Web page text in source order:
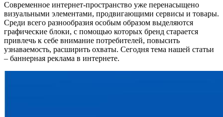
Современное интернет-пространство уже перенасыщено
визуальными элементами, продвигающими сервисы и товары.
Среди всего разнообразия особым образом выделяются
графические блоки, с помощью которых бренд старается
привлечь к себе внимание потребителей, повысить
узнаваемость, расширить охваты. Сегодня тема нашей статьи
– баннерная реклама в интернете.